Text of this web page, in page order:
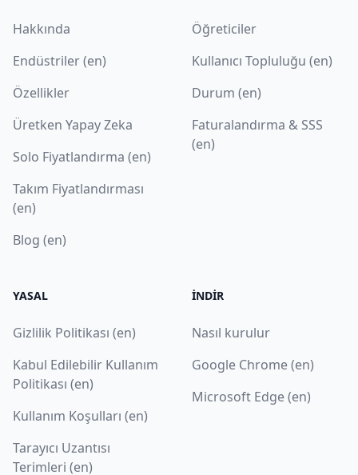
Hakkında
Endüstriler (en)
Özellikler
Üretken Yapay Zeka
Solo Fiyatlandırma (en)
Takım Fiyatlandırması
(en)
Blog (en)
Öğreticiler
Kullanıcı Topluluğu (en)
Durum (en)
Faturalandırma & SSS
(en)
YASAL
Gizlilik Politikası (en)
Kabul Edilebilir Kullanım
Politikası (en)
Kullanım Koşulları (en)
Tarayıcı Uzantısı
Terimleri (en)
İNDIR
Nasıl kurulur
Google Chrome (en)
Microsoft Edge (en)